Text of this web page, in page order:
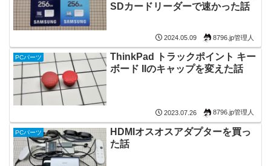
SDカードリーダーで速かった話
2024.05.09 8796.jp管理人
PCパーツ
ThinkPad トラックポイント キー
ボード IIのキャップを変えた話
2023.07.26 8796.jp管理人
PCパーツ
HDMIオスオスアダプターを買っ
た話